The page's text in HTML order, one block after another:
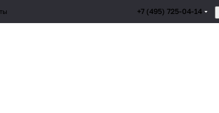
+7 (495) 725-04-14